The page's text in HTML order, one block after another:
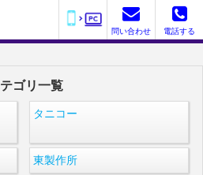
電話する
問い合わせ
ゴリ一覧
タニコー
東製作所